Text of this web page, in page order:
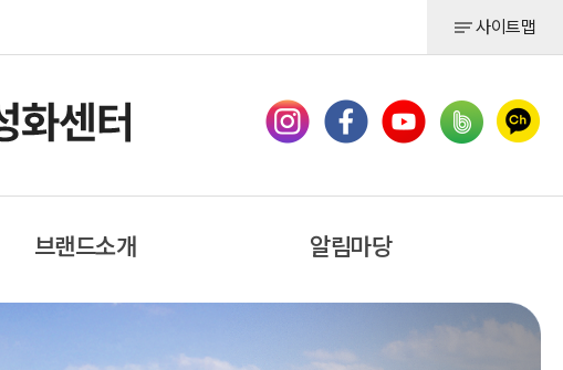
사이트맵
브랜드소개 알림마당